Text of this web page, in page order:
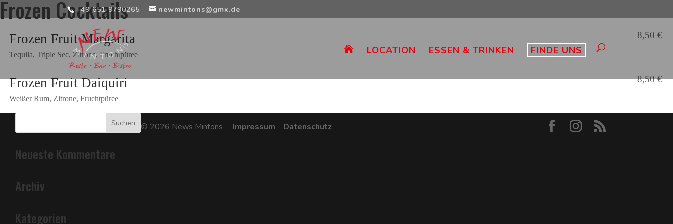
+49 651 9790265 newmintons@gmx.de
 LOCATION ESSEN & TRINKEN FINDE UNS
Frozen Cocktails
Frozen Fruit Margarita 8,50 €
Tequila, Triple Sec, Zitrone, Fruchtpüree
Frozen Fruit Daiquiri 8,50 €
Weißer Rum, Zitrone, Fruchtpüree
Neueste Kommentare
Archiv
Kategorien
© 2026 News Mintons Impressum Datenschutz